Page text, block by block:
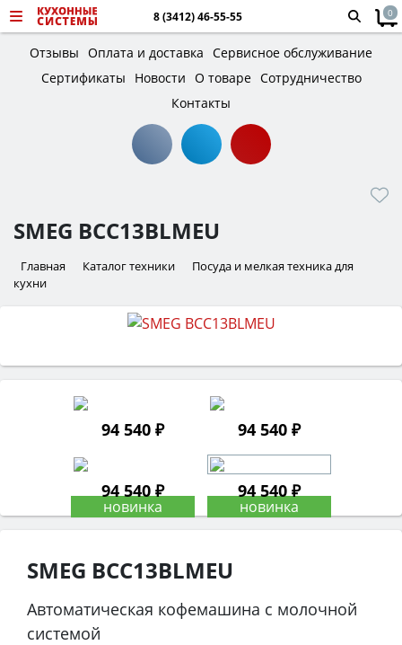
8 (3412) 46-55-55 0
Отзывы Оплата и доставка Сервисное обслуживание
Сертификаты
Новости О товаре Сотрудничество
Контакты
SMEG BCC13BLMEU
Главная Каталог техники
Посуда и мелкая техника для
кухни
94 540 ₽ 94 540 ₽
94 540 ₽ 94 540 ₽
SMEG BCC13BLMEU
Автоматическая кофемашина с молочной
системой